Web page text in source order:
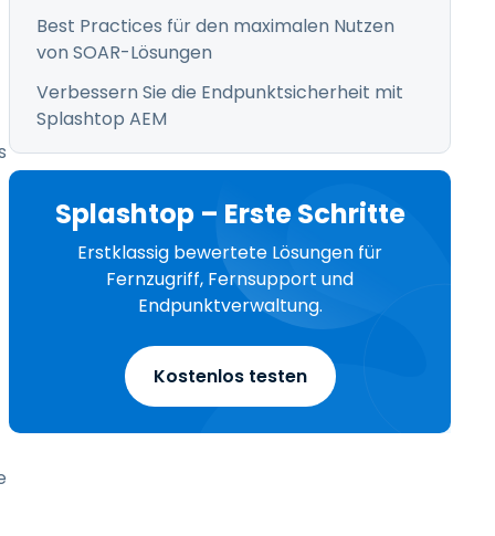
Best Practices für den maximalen Nutzen
von SOAR-Lösungen
Verbessern Sie die Endpunktsicherheit mit
Splashtop AEM
Splashtop – Erste Schritte
Erstklassig bewertete Lösungen für
Fernzugriff, Fernsupport und
Endpunktverwaltung.
Kostenlos testen